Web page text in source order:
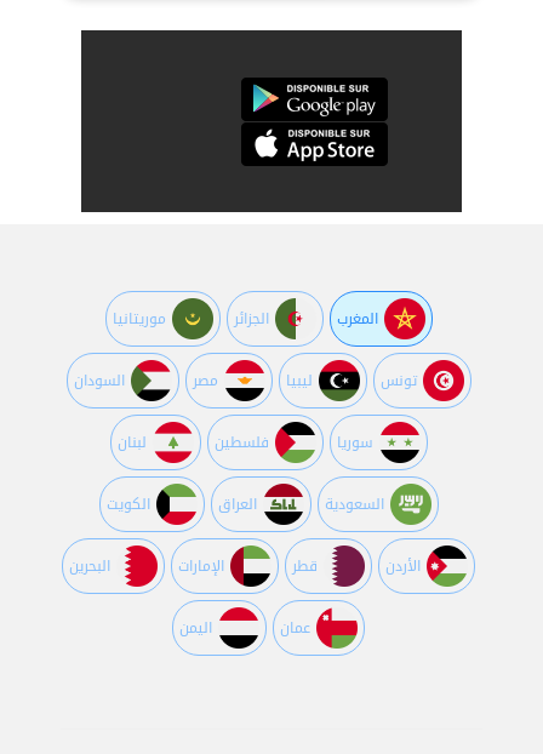
المغرب الجزائر موريتانيا
تونس ليبيا مصر السودان
سوريا فلسطين لبنان
السعودية العراق الكويت
اﻷردن قطر اﻹمارات البحرين
عمان اليمن